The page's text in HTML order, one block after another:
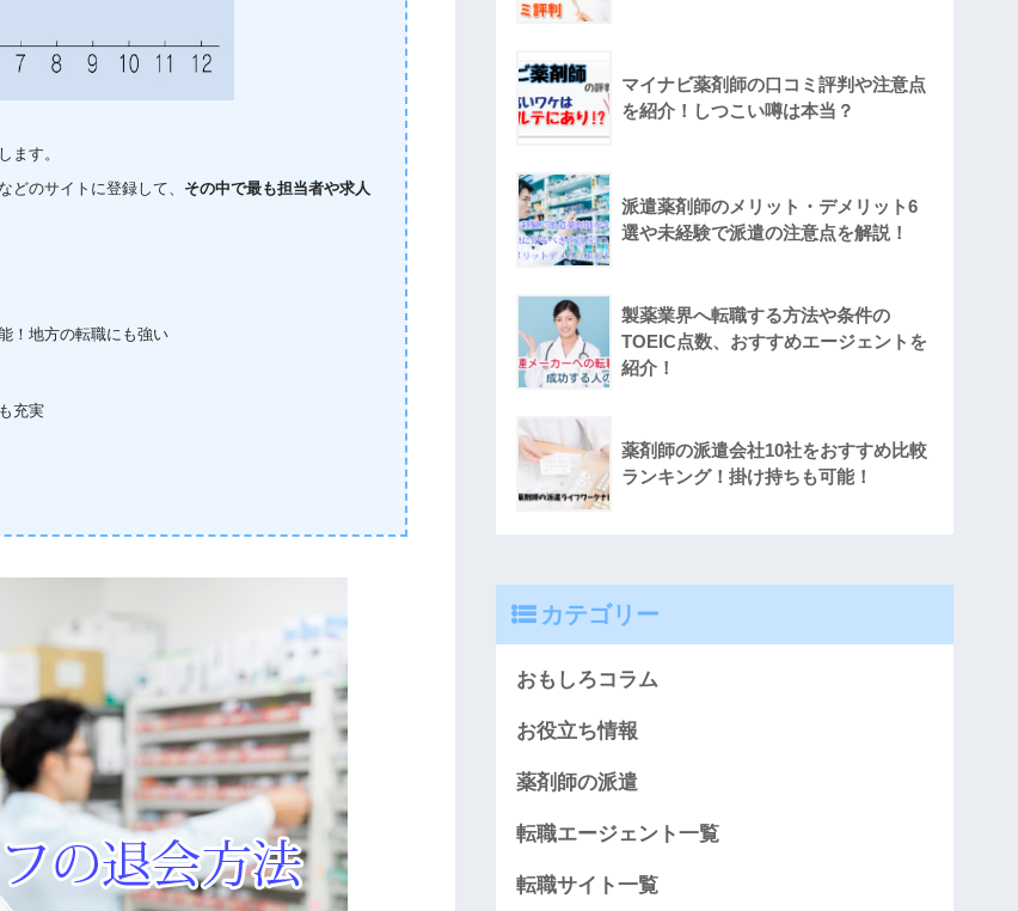
ます。
どのサイトに登録して、 その中で最も担当者や求人
！地方の転職にも強い
充実
マイナビ薬剤師の口コミ評判や注意点
を紹介！しつこい噂は本当？
派遣薬剤師のメリット・デメリット6
選や未経験で派遣の注意点を解説！
製薬業界へ転職する方法や条件の
TOEIC点数、おすすめエージェントを
紹介！
薬剤師の派遣会社10社をおすすめ比較
ランキング！掛け持ちも可能！
カテゴリー
おもしろコラム
お役立ち情報
薬剤師の派遣
転職エージェント一覧
転職サイト一覧